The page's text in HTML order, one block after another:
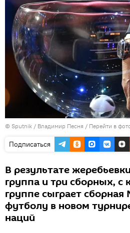
© Sputnik / Владимир Песня / Перейти в
Подписаться
В результате
группа и три сборных, с
группе сыграет
футболу в новом
наций